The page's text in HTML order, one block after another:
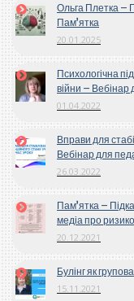
Ольга Плетка –
Пам’ятка
20.01.2025
Психологічна
війни – Вебінар
01.04.2022
Вправи для
Вебінар для
26.03.2022
Пам’ятка –
медіа про
20.12.2021
Булінг як
15.11.2021